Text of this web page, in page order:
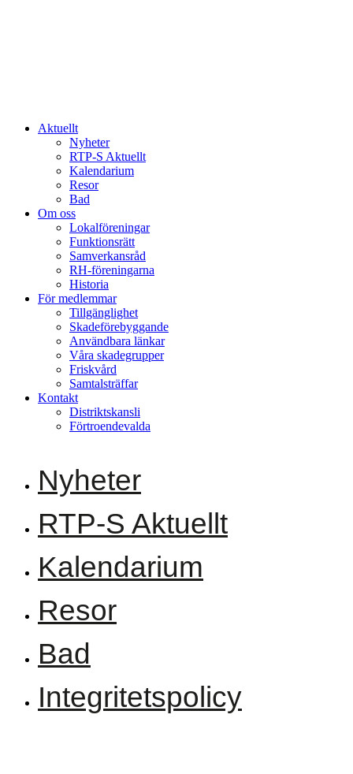
Aktuellt
Nyheter
RTP-S Aktuellt
Kalendarium
Resor
Bad
Om oss
Lokalföreningar
Funktionsrätt
Samverkansråd
RH-föreningarna
Historia
För medlemmar
Tillgänglighet
Skadeförebyggande
Användbara länkar
Våra skadegrupper
Friskvård
Samtalsträffar
Kontakt
Distriktskansli
Förtroendevalda
Nyheter
RTP-S Aktuellt
Kalendarium
Resor
Bad
Integritetspolicy